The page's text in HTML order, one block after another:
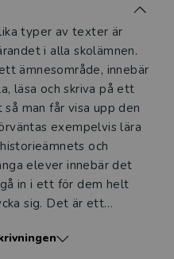
typer av texter är
i alla skolämnen.
ämnesområde, innebär
läsa och skriva på ett
man får visa upp den
exempelvis lära
och
elever innebär det
in i ett för dem helt
sig. Det är ett
språk-, läs- och